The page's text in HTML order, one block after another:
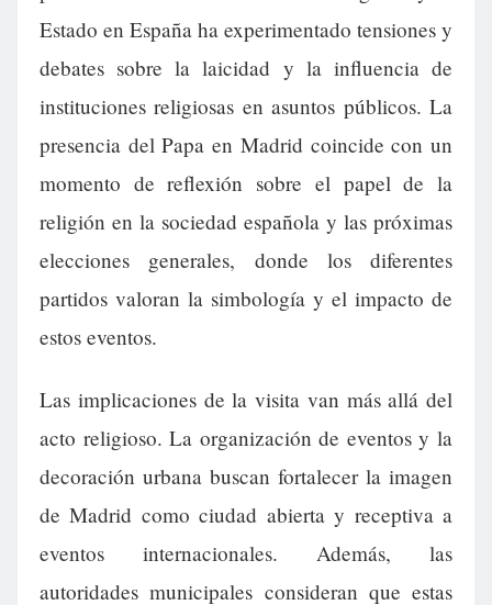
Estado en España ha experimentado tensiones y
debates sobre la laicidad y la influencia de
instituciones religiosas en asuntos públicos. La
presencia del Papa en Madrid coincide con un
momento de reflexión sobre el papel de la
religión en la sociedad española y las próximas
elecciones generales, donde los diferentes
partidos valoran la simbología y el impacto de
estos eventos.
Las implicaciones de la visita van más allá del
acto religioso. La organización de eventos y la
decoración urbana buscan fortalecer la imagen
de Madrid como ciudad abierta y receptiva a
eventos internacionales. Además, las
autoridades municipales consideran que estas